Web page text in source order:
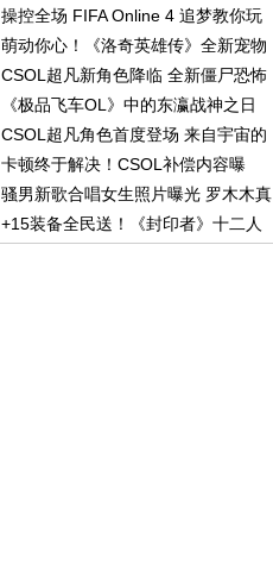
精彩回顾，续写荣耀篇章
操控全场 FIFA Online 4 追梦教你玩
转经理人
萌动你心！《洛奇英雄传》全新宠物
玩法3.13上线
CSOL超凡新角色降临 全新僵尸恐怖
登场
《极品飞车OL》中的东瀛战神之日
产GTR Premium 2017
CSOL超凡角色首度登场 来自宇宙的
全新势力！
卡顿终于解决！CSOL补偿内容曝
光：+6狼魂登录送
骚男新歌合唱女生照片曝光 罗木木真
实身份揭秘
+15装备全民送！《封印者》十二人